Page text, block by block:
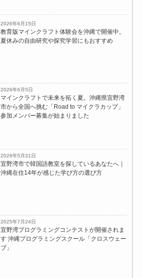
2026年6月15日
教育版マインクラフト体験会を沖縄で開催中。
夏休みの自由研究や探究学習にもおすすめ
2026年6月5日
マインクラフトで未来を拓く夏。沖縄県宜野湾
市から全国へ挑む「Road to マイクラカップ」
参加メンバー募集が始まりました
2026年5月31日
宜野湾市で韓国語教室を探しているあなたへ｜
沖縄在住14年が感じた学び方の選び方
2025年7月24日
宜野湾プログラミングコンテストが開催されま
す 沖縄プログラミングスクール「クロスウェー
ブ」